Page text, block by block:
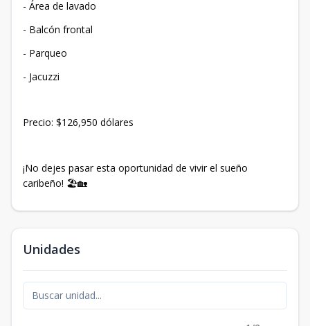
- Área de lavado
- Balcón frontal
- Parqueo
- Jacuzzi
Precio: $126,950 dólares
¡No dejes pasar esta oportunidad de vivir el sueño
caribeño! 🏖️🏡
Unidades